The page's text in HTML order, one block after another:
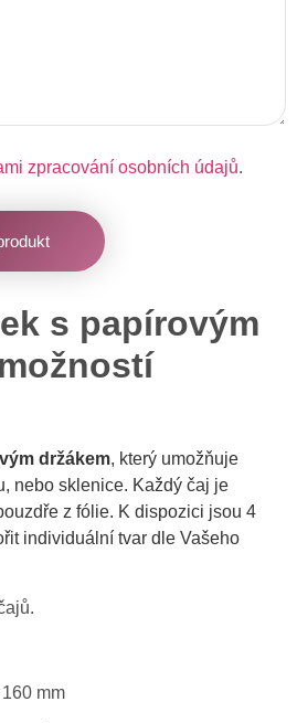
zpracování osobních údajů.
s papírovým
držákem, který umožňuje
nebo sklenice. Každý čaj je
z fólie. K dispozici jsou 4
individuální tvar dle Vašeho
mm